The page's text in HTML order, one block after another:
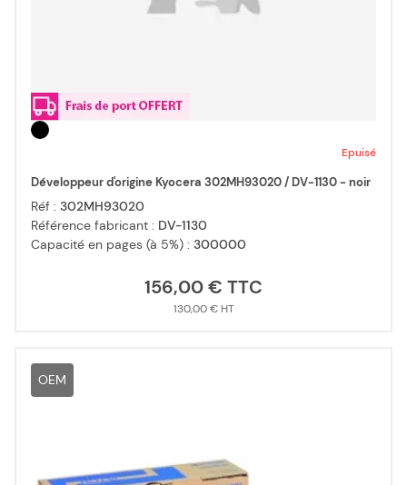
Epuisé
Développeur d'origine Kyocera 302MH93020 / DV-1130 - noir
Réf : 302MH93020
Référence fabricant : DV-1130
Capacité en pages (à 5%) : 300000
156,00 €
130,00 €
OEM